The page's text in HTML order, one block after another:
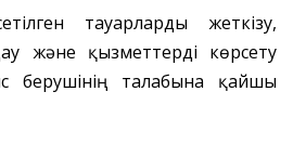
тауарларды жеткізу,
және қызметтерді көрсету
берушінің талабына қайшы